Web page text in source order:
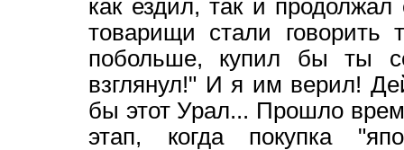
как ездил, так и
товарищи стали
побольше, купил бы ты
взглянул!" И я им верил!
бы этот Урал... Прошло
этап, когда покупка